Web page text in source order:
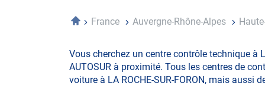
AccueilFrance Auvergne-Rhône-Alpes
Vous cherchez un centre contrôle technique à
AUTOSUR à proximité. Tous les centres de
voiture à LA ROCHE-SUR-FORON, mais